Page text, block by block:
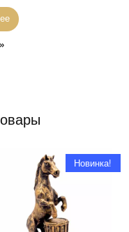
Новинка!